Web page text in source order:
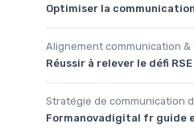
Optimiser la
Alignement communication
Réussir à relever le défi
Stratégie de communication
Formanovadigital fr guide